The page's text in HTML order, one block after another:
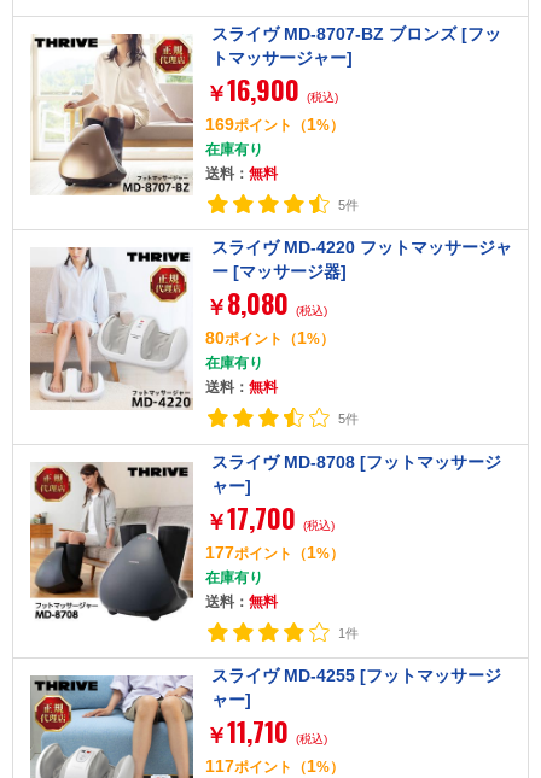
スライヴ MD-8707-BZ ブロンズ [フッ
トマッサージャー]
￥16,900 (税込)
169ポイント （1%）
在庫有り
送料： 無料
5件
スライヴ MD-4220 フットマッサージャ
ー [マッサージ器]
￥ 8,080 (税込)
80ポイント （1%）
在庫有り
送料： 無料
5件
スライヴ MD-8708 [フットマッサージ
ャー]
￥17,700 (税込)
177ポイント （1%）
在庫有り
送料： 無料
1件
スライヴ MD-4255 [フットマッサージ
ャー]
￥11,710 (税込)
117ポイント （1%）